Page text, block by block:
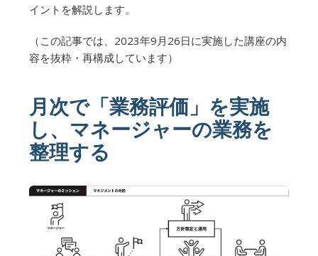
イントを解説します。
（この記事では、2023年9月26日に実施した講座の内
容を抜粋・再構成しています）
月次で「業務評価」を実施
し、マネージャーの業務を
整理する